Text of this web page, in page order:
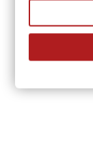
Le
Préparer